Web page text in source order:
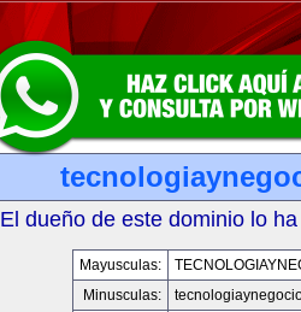
El dueño de este dominio lo
Mayusculas:
Minusculas: